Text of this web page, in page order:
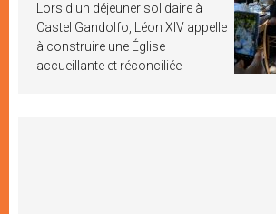
Lors d’un déjeuner solidaire à
Castel Gandolfo, Léon XIV appelle
à construire une Église
accueillante et réconciliée